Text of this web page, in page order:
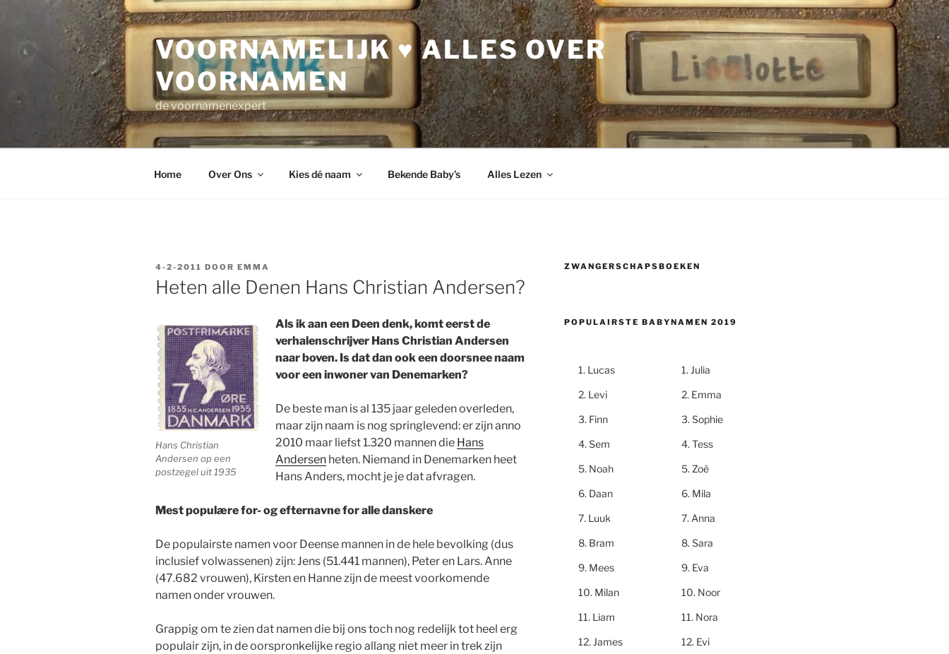
inhoud
VOORNAMELIJK ♥ ALLES OVER
VOORNAMEN
de voornamenexpert
Home Over Ons Kies dé naam Bekende Baby’s Alles Lezen
GEPLAATST
OP
4-2-2011 DOOR EMMA
Heten alle Denen Hans Christian Andersen?
Hans Christian
Andersen op een
postzegel uit 1935
Als ik aan een Deen denk, komt eerst de
verhalenschrijver Hans Christian Andersen
naar boven. Is dat dan ook een doorsnee naam
voor een inwoner van Denemarken?
De beste man is al 135 jaar geleden overleden,
maar zijn naam is nog springlevend: er zijn anno
2010 maar liefst 1.320 mannen die Hans
Andersenheten. Niemand in Denemarken heet
Hans Anders, mocht je je dat afvragen.
Mest populære for- og efternavne for alle danskere
De populairste namen voor Deense mannen in de hele bevolking (dus
inclusief volwassenen) zijn: Jens (51.441 mannen), Peter en Lars. Anne
(47.682 vrouwen), Kirsten en Hanne zijn de meest voorkomende
namen onder vrouwen.
Grappig om te zien dat namen die bij ons toch nog redelijk tot heel erg
populair zijn, in de oorspronkelijke regio allang niet meer in trek zijn
ZWANGERSCHAPSBOEKEN
POPULAIRSTE BABYNAMEN 2019
Lucas
Levi
Finn
Sem
Noah
Daan
Luuk
Bram
Mees
Milan
Liam
James
Julia
Emma
Sophie
Tess
Zoë
Mila
Anna
Sara
Eva
Noor
Nora
Evi